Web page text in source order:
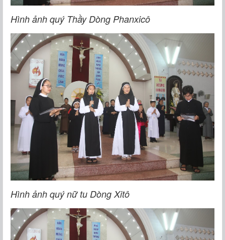
Hình ảnh quý Thầy Dòng Phanxicô
Hình ảnh quý nữ tu Dòng Xitô